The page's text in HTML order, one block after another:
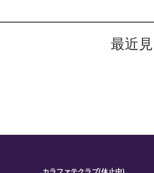
最近
カラファテクラブ(休止中)